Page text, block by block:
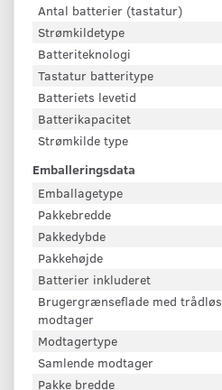
Antal batterier (tastatur)
Strømkildetype
Batteriteknologi
Tastatur batteritype
Batteriets levetid
Batterikapacitet
Strømkilde type
Emballeringsdata
Emballagetype
Pakkebredde
Pakkedybde
Pakkehøjde
Batterier inkluderet
Brugergrænseflade med trådløs
modtager
Modtagertype
Samlende modtager
Pakke bredde